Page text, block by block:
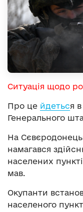
Ситуація щодо
Про це йдеться
Генерального
На
намагався
населених
мав.
Окупанти
населеного